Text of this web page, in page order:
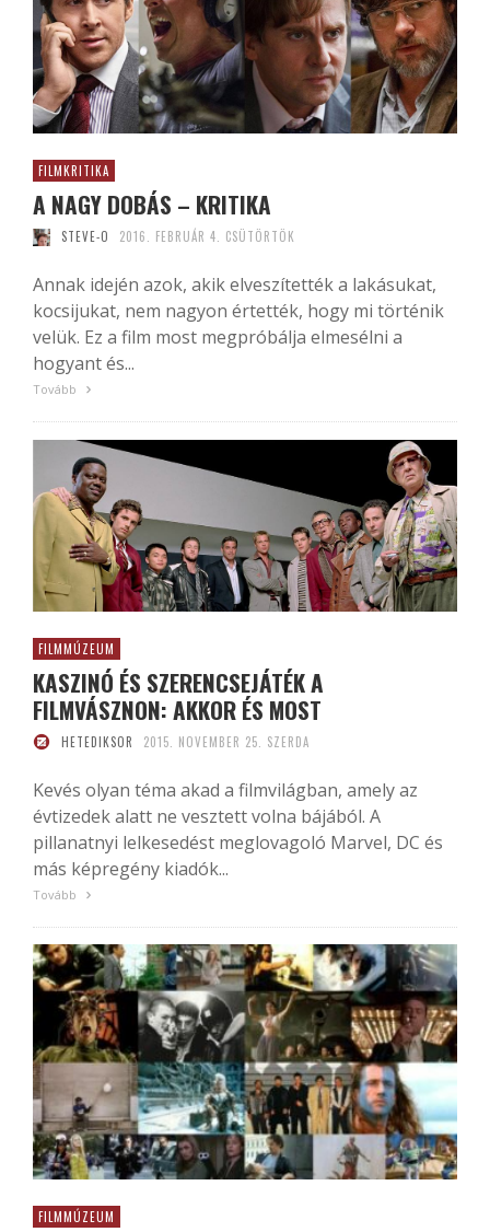
FILMKRITIKA
A NAGY DOBÁS – KRITIKA
STEVE-O 2016. FEBRUÁR 4. CSÜTÖRTÖK
Annak idején azok, akik elveszítették a lakásukat,
kocsijukat, nem nagyon értették, hogy mi történik
velük. Ez a film most megpróbálja elmesélni a
hogyant és...
Tovább
FILMMÚZEUM
KASZINÓ ÉS SZERENCSEJÁTÉK A
FILMVÁSZNON: AKKOR ÉS MOST
HETEDIKSOR 2015. NOVEMBER 25. SZERDA
Kevés olyan téma akad a filmvilágban, amely az
évtizedek alatt ne vesztett volna bájából. A
pillanatnyi lelkesedést meglovagoló Marvel, DC és
más képregény kiadók...
Tovább
FILMMÚZEUM